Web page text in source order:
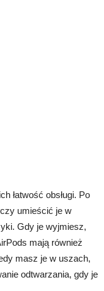
łatwość obsługi. Po
umieścić je w
Gdy je wyjmiesz,
mają również
masz je w uszach,
odtwarzania, gdy je